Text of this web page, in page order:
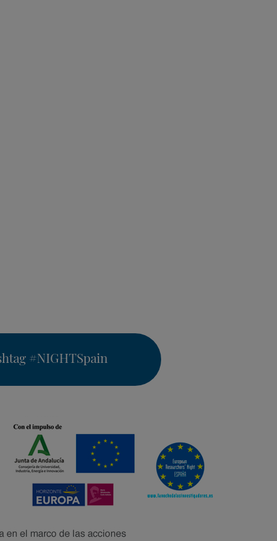
#NIGHTSpain